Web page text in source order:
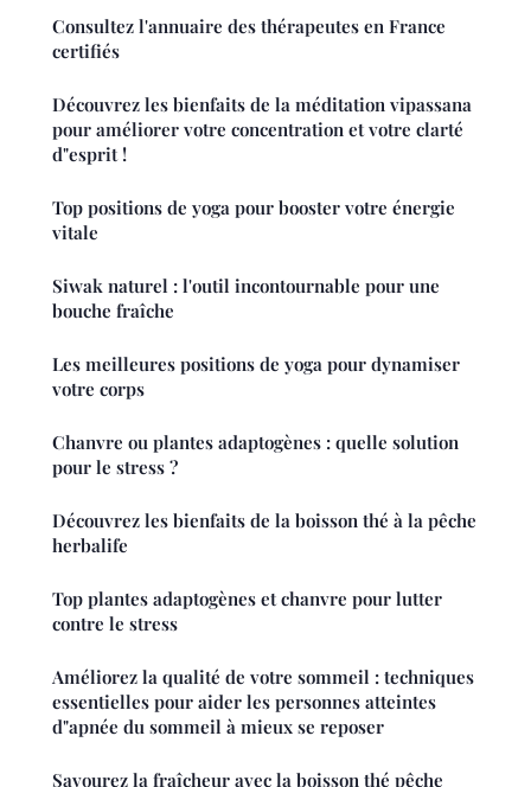
Consultez l'annuaire des thérapeutes en France
certifiés
Découvrez les bienfaits de la méditation vipassana
pour améliorer votre concentration et votre clarté
d"esprit !
Top positions de yoga pour booster votre énergie
vitale
Siwak naturel : l'outil incontournable pour une
bouche fraîche
Les meilleures positions de yoga pour dynamiser
votre corps
Chanvre ou plantes adaptogènes : quelle solution
pour le stress ?
Découvrez les bienfaits de la boisson thé à la pêche
herbalife
Top plantes adaptogènes et chanvre pour lutter
contre le stress
Améliorez la qualité de votre sommeil : techniques
essentielles pour aider les personnes atteintes
d"apnée du sommeil à mieux se reposer
Savourez la fraîcheur avec la boisson thé pêche